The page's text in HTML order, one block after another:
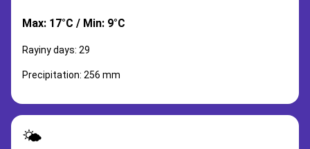
Max: 17°C / Min: 9°C
Rayiny days: 29
Precipitation: 256 mm
🌤️